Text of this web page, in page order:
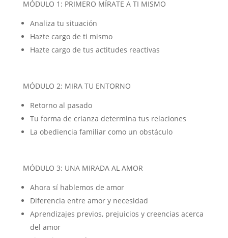
MÓDULO 1: PRIMERO MÍRATE A TI MISMO
Analiza tu situación
Hazte cargo de ti mismo
Hazte cargo de tus actitudes reactivas
MÓDULO 2: MIRA TU ENTORNO
Retorno al pasado
Tu forma de crianza determina tus relaciones
La obediencia familiar como un obstáculo
MÓDULO 3: UNA MIRADA AL AMOR
Ahora sí hablemos de amor
Diferencia entre amor y necesidad
Aprendizajes previos, prejuicios y creencias acerca
del amor